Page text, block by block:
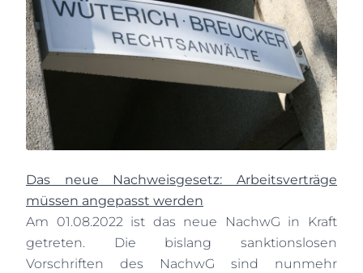
Das neue Nachweisgesetz: Arbeitsverträge
müssen angepasst werden
Am 01.08.2022 ist das neue NachwG in Kraft
getreten. Die bislang sanktionslosen
Vorschriften des NachwG sind nunmehr